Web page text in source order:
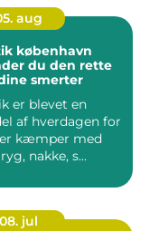
aug
københavn
du den rette
smerter
er blevet en
af hverdagen for
kæmper med
nakke, s...
08. jul